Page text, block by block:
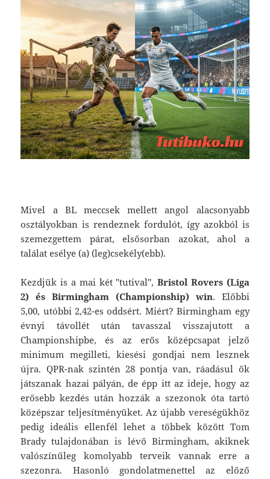
Mivel a BL meccsek mellett angol alacsonyabb
osztályokban is rendeznek fordulót, így azokból is
szemezgettem párat, elsősorban azokat, ahol a
találat esélye (a) (leg)csekély(ebb).
Kezdjük is a mai két "tutival",Bristol Rovers (Liga
2) és Birmingham (Championship) win. Előbbi
5,00, utóbbi 2,42-es oddsért. Miért? Birmingham egy
évnyi távollét után tavasszal visszajutott a
Championshipbe, és az erős középcsapat jelző
minimum megilleti, kiesési gondjai nem lesznek
újra. QPR-nak szintén 28 pontja van, ráadásul ők
játszanak hazai pályán, de épp itt az ideje, hogy az
erősebb kezdés után hozzák a szezonok óta tartó
középszar teljesítményüket. Az újabb vereségükhöz
pedig ideális ellenfél lehet a többek között Tom
Brady tulajdonában is lévő Birmingham, akiknek
valószínűleg komolyabb terveik vannak erre a
szezonra. Hasonló gondolatmenettel az előző